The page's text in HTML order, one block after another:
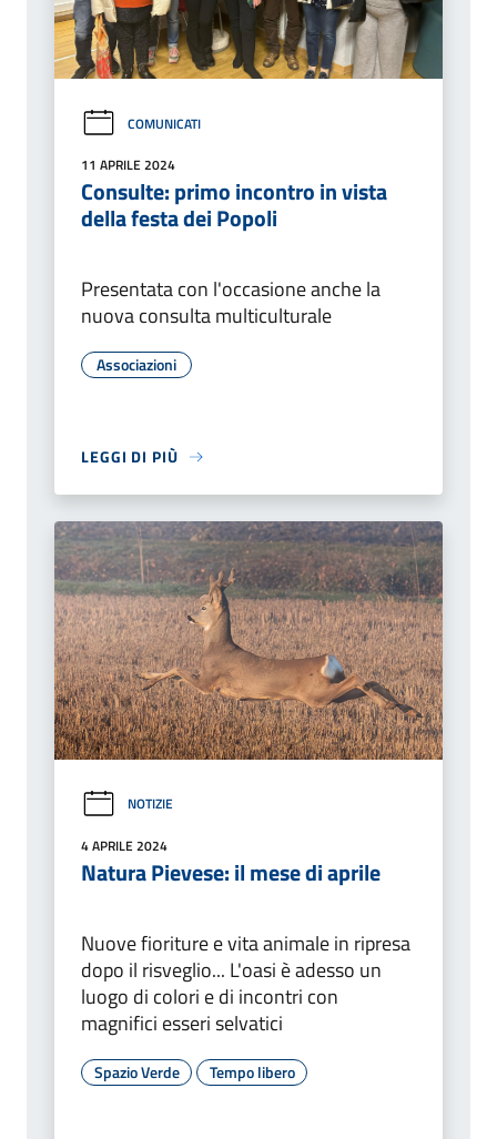
COMUNICATI
11 APRILE 2024
Consulte: primo incontro in vista
della festa dei Popoli
Presentata con l'occasione anche la
nuova consulta multiculturale
Associazioni
LEGGI DI PIÙ
NOTIZIE
4 APRILE 2024
Natura Pievese: il mese di aprile
Nuove fioriture e vita animale in ripresa
dopo il risveglio... L'oasi è adesso un
luogo di colori e di incontri con
magnifici esseri selvatici
Spazio Verde Tempo libero